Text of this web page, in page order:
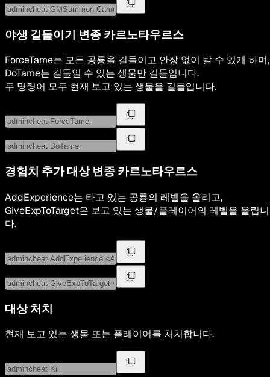
야생 길들이기 변종 카르노타우르스
ForceTame는 모든 공룡을 길들이고 안장 없이 탈 수 있게 하며,
DoTame는 길들일 수 있는 생물만 길들입니다.
두 명령어 모두 현재 보고 있는 생물을 길들입니다.
경험치 추가 대상 변종 카르노타우르스
AddExperience는 타고 있는 공룡의 레벨을 올리고,
GiveExpToTarget은 보고 있는 생물/플레이어의 레벨을 올립니
다.
대상 처치
현재 보고 있는 생물 또는 플레이어를 처치합니다.